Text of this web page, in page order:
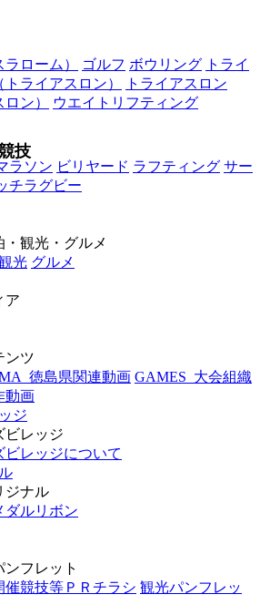
ラローム） ゴルフ ボウリング トライ
トライアスロン）
トライアスロン
ロン）
ウエイトリフティング
技
ラソン ビリヤード ラフティング サー
チラグビー
・観光・グルメ
光 グルメ
ア
ンツ
徳島県関連動画 GAMES_大会組織
動画
ジ
ビレッジ
ビレッジについて
ジナル
ダルリボン
フレット
催競技等ＰＲチラシ 観光パンフレッ